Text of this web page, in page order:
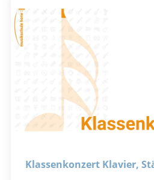
Klassenkonzert Klavier,